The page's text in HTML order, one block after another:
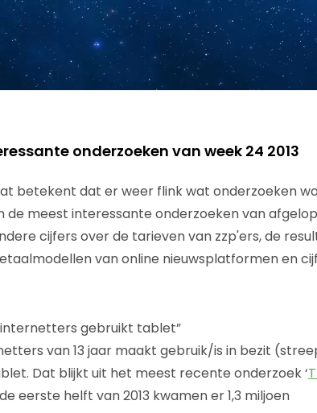
onderzoeken van week 24 2013
betekent dat er weer flink wat onderzoeken
de meest interessante onderzoeken van
cijfers over de tarieven van zzp'ers, de
van online nieuwsplatformen en
gebruikt tablet”
van 13 jaar maakt gebruik/is in bezit
Dat blijkt uit het meest recente onderzoek ‘
eerste helft van 2013 kwamen er 1,3 miljoen